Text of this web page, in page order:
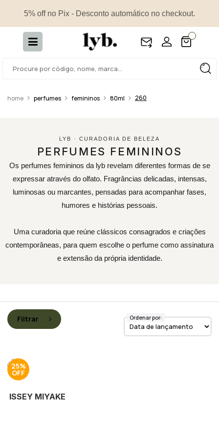
5% off no Pix - Desconto automático no checkout.
perfumes femininos 80ml 260
LYB · CURADORIA DE BELEZA
PERFUMES FEMININOS
Os perfumes femininos da lyb revelam diferentes formas de se
expressar através do olfato. Fragrâncias delicadas, intensas,
luminosas ou marcantes, pensadas para acompanhar fases,
humores e histórias pessoais.
Uma curadoria que reúne clássicos consagrados e criações
contemporâneas, para quem escolhe o perfume como assinatura
e extensão da própria identidade.
Filtrar Ordenar por:
25%
ISSEY MIYAKE